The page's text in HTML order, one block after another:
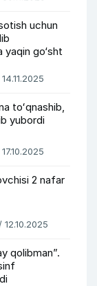
uchun
go‘sht
toʻqnashib,
yubordi
2 nafar
qolibman”.